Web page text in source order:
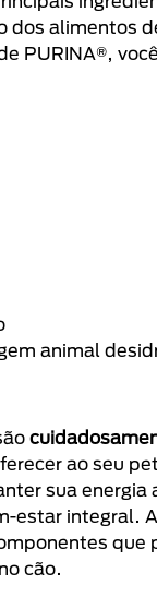
dos alimentos
PURINA®,
animal
ao seu
sua energia
estar integral.
que
cão.